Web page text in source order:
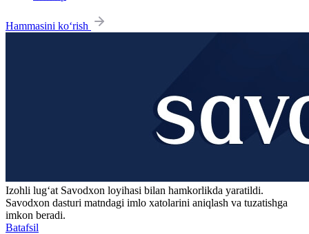
Hammasini ko‘rish
Izohli lugʻat Savodxon loyihasi bilan hamkorlikda yaratildi.
Savodxon dasturi matndagi imlo xatolarini aniqlash va tuzatishga
imkon beradi.
Batafsil